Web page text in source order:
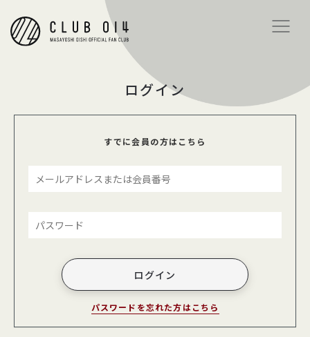
ログイン
すでに会員の方はこちら
パスワードを忘れた方はこちら